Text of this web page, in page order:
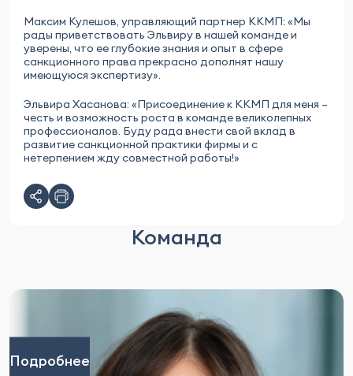
Максим Кулешов, управляющий партнер ККМП: «Мы
рады приветствовать Эльвиру в нашей команде и
уверены, что ее глубокие знания и опыт в сфере
санкционного права прекрасно дополнят нашу
имеющуюся экспертизу».
Эльвира Хасанова: «Присоединение к ККМП для меня –
честь и возможность роста в команде великолепных
профессионалов. Буду рада внести свой вклад в
развитие санкционной практики фирмы и с
нетерпением жду совместной работы!»
Команда
Подробнее